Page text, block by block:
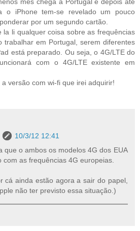
o iPhone tem-se revelado um pouco
por um segundo cartão.
la li qualquer coisa sobre as frequências
trabalhar em Portugal, serem diferentes
está preparado. Ou seja, o 4G/LTE do
com o 4G/LTE existente em
a versão com wi-fi que irei adquirir!
10/3/12 12:41
que o ambos os modelos 4G dos EUA
com as frequências 4G europeias.
cá ainda estão agora a sair do papel,
não ter previsto essa situação.)